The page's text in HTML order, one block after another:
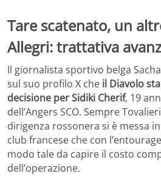
Tare scatenato, un
Allegri: trattativa
Il giornalista sportivo belga
sul suo profilo X che il Diavolo
decisione per Sidiki Cherif, 19
dell’Angers SCO. Sempre
dirigenza rossonera si è messa
club francese che con
modo tale da capire il costo
dell’operazione.